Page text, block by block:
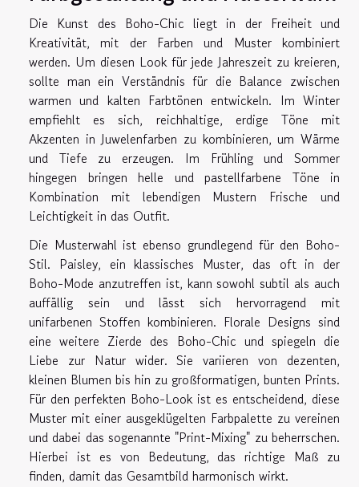
Die Kunst des Boho-Chic liegt in der Freiheit und
Kreativität, mit der Farben und Muster kombiniert
werden. Um diesen Look für jede Jahreszeit zu kreieren,
sollte man ein Verständnis für die Balance zwischen
warmen und kalten Farbtönen entwickeln. Im Winter
empfiehlt es sich, reichhaltige, erdige Töne mit
Akzenten in Juwelenfarben zu kombinieren, um Wärme
und Tiefe zu erzeugen. Im Frühling und Sommer
hingegen bringen helle und pastellfarbene Töne in
Kombination mit lebendigen Mustern Frische und
Leichtigkeit in das Outfit.
Die Musterwahl ist ebenso grundlegend für den Boho-
Stil. Paisley, ein klassisches Muster, das oft in der
Boho-Mode anzutreffen ist, kann sowohl subtil als auch
auffällig sein und lässt sich hervorragend mit
unifarbenen Stoffen kombinieren. Florale Designs sind
eine weitere Zierde des Boho-Chic und spiegeln die
Liebe zur Natur wider. Sie variieren von dezenten,
kleinen Blumen bis hin zu großformatigen, bunten Prints.
Für den perfekten Boho-Look ist es entscheidend, diese
Muster mit einer ausgeklügelten Farbpalette zu vereinen
und dabei das sogenannte "Print-Mixing" zu beherrschen.
Hierbei ist es von Bedeutung, das richtige Maß zu
finden, damit das Gesamtbild harmonisch wirkt.